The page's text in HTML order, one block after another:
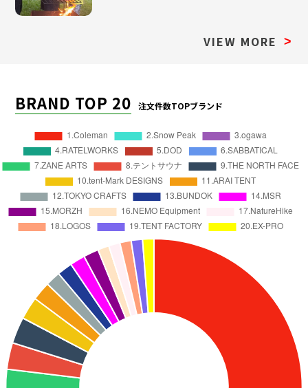
VIEW MORE >
BRAND TOP 20 注文件数TOPブランド